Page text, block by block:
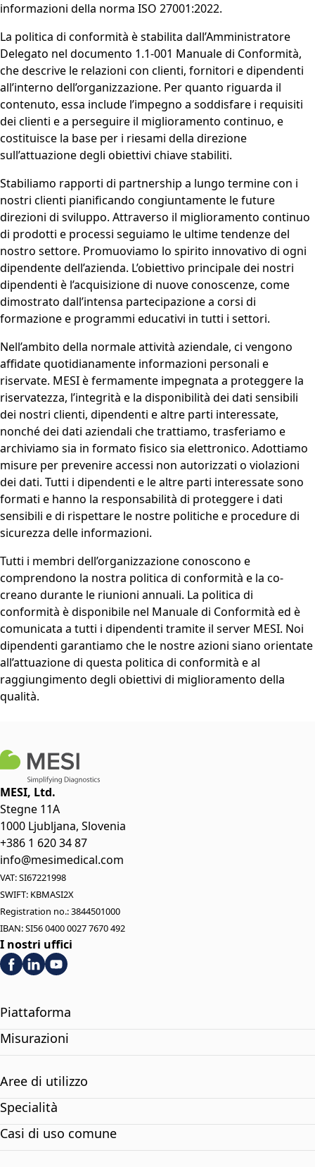
informazioni della norma ISO 27001:2022.
La politica di conformità è stabilita dall’Amministratore
Delegato nel documento 1.1-001 Manuale di Conformità,
che descrive le relazioni con clienti, fornitori e dipendenti
all’interno dell’organizzazione. Per quanto riguarda il
contenuto, essa include l’impegno a soddisfare i requisiti
dei clienti e a perseguire il miglioramento continuo, e
costituisce la base per i riesami della direzione
sull’attuazione degli obiettivi chiave stabiliti.
Stabiliamo rapporti di partnership a lungo termine con i
nostri clienti pianificando congiuntamente le future
direzioni di sviluppo. Attraverso il miglioramento continuo
di prodotti e processi seguiamo le ultime tendenze del
nostro settore. Promuoviamo lo spirito innovativo di ogni
dipendente dell’azienda. L’obiettivo principale dei nostri
dipendenti è l’acquisizione di nuove conoscenze, come
dimostrato dall’intensa partecipazione a corsi di
formazione e programmi educativi in tutti i settori.
Nell’ambito della normale attività aziendale, ci vengono
affidate quotidianamente informazioni personali e
riservate. MESI è fermamente impegnata a proteggere la
riservatezza, l’integrità e la disponibilità dei dati sensibili
dei nostri clienti, dipendenti e altre parti interessate,
nonché dei dati aziendali che trattiamo, trasferiamo e
archiviamo sia in formato fisico sia elettronico. Adottiamo
misure per prevenire accessi non autorizzati o violazioni
dei dati. Tutti i dipendenti e le altre parti interessate sono
formati e hanno la responsabilità di proteggere i dati
sensibili e di rispettare le nostre politiche e procedure di
sicurezza delle informazioni.
Tutti i membri dell’organizzazione conoscono e
comprendono la nostra politica di conformità e la co-
creano durante le riunioni annuali. La politica di
conformità è disponibile nel Manuale di Conformità ed è
comunicata a tutti i dipendenti tramite il server MESI. Noi
dipendenti garantiamo che le nostre azioni siano orientate
all’attuazione di questa politica di conformità e al
raggiungimento degli obiettivi di miglioramento della
qualità.
MESI, Ltd.
Stegne 11A
1000 Ljubljana, Slovenia
+386 1 620 34 87
info@mesimedical.com
VAT: SI67221998
SWIFT: KBMASI2X
Registration no.: 3844501000
IBAN: SI56 0400 0027 7670 492
I nostri uffici
Piattaforma
Misurazioni
Aree di utilizzo
Specialità
Casi di uso comune